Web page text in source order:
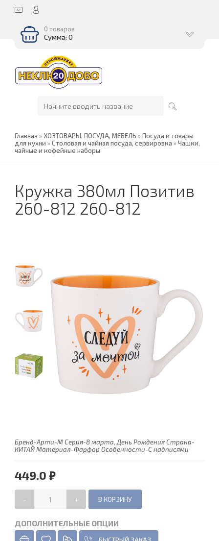
0 товаров
Сумма: 0
Главная » ХОЗТОВАРЫ, ПОСУДА, МЕБЕЛЬ »Посуда и товары
для кухни »Столовая и чайная посуда, сервировка »Чашки,
чайные и кофейные наборы
Кружка 380мл Позитив
260-812 260-812
Бренд-Арти-М Серия-8 марта, День Рождения Страна-
КИТАЙ Материал-Фарфор Особенности-С надписями
449.0 ₽
- +
ДОПОЛНИТЕЛЬНЫЕ ОПЦИИ